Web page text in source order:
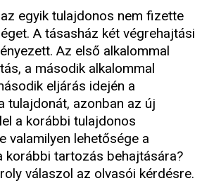
egyik tulajdonos nem fizette
A tásasház két végrehajtási
Az első alkalommal
a második alkalommal
eljárás idején a
tulajdonát, azonban az új
a korábbi tulajdonos
valamilyen lehetősége a
korábbi tartozás behajtására?
válaszol az olvasói kérdésre.